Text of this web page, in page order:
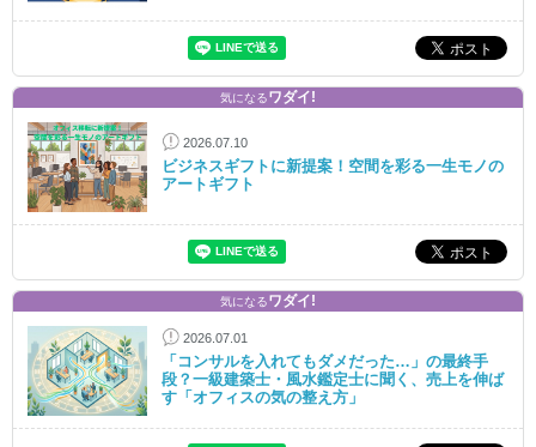
気になるワダイ!
2026.07.10
ビジネスギフトに新提案！空間を彩る一生モノの
アートギフト
気になるワダイ!
2026.07.01
「コンサルを入れてもダメだった…」の最終手
段？一級建築士・風水鑑定士に聞く、売上を伸ば
す「オフィスの気の整え方」